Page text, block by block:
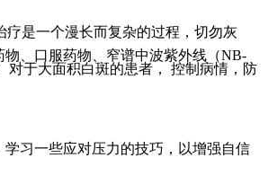
是一个漫长而复杂的过程，切勿灰
、口服药物、窄谱中波紫外线（NB-
于大面积白斑的患者， 控制病情，防
习一些应对压力的技巧，以增强自信